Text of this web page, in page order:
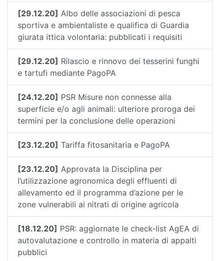
[29.12.20] Albo delle associazioni di pesca
sportiva e ambientaliste e qualifica di Guardia
giurata ittica volontaria: pubblicati i requisiti
[29.12.20] Rilascio e rinnovo dei tesserini funghi
e tartufi mediante PagoPA
[24.12.20] PSR Misure non connesse alla
superficie e/o agli animali: ulteriore proroga dei
termini per la conclusione delle operazioni
[23.12.20] Tariffa fitosanitaria e PagoPA
[23.12.20] Approvata la Disciplina per
l’utilizzazione agronomica degli effluenti di
allevamento ed il programma d’azione per le
zone vulnerabili ai nitrati di origine agricola
[18.12.20] PSR: aggiornate le check-list AgEA di
autovalutazione e controllo in materia di appalti
pubblici